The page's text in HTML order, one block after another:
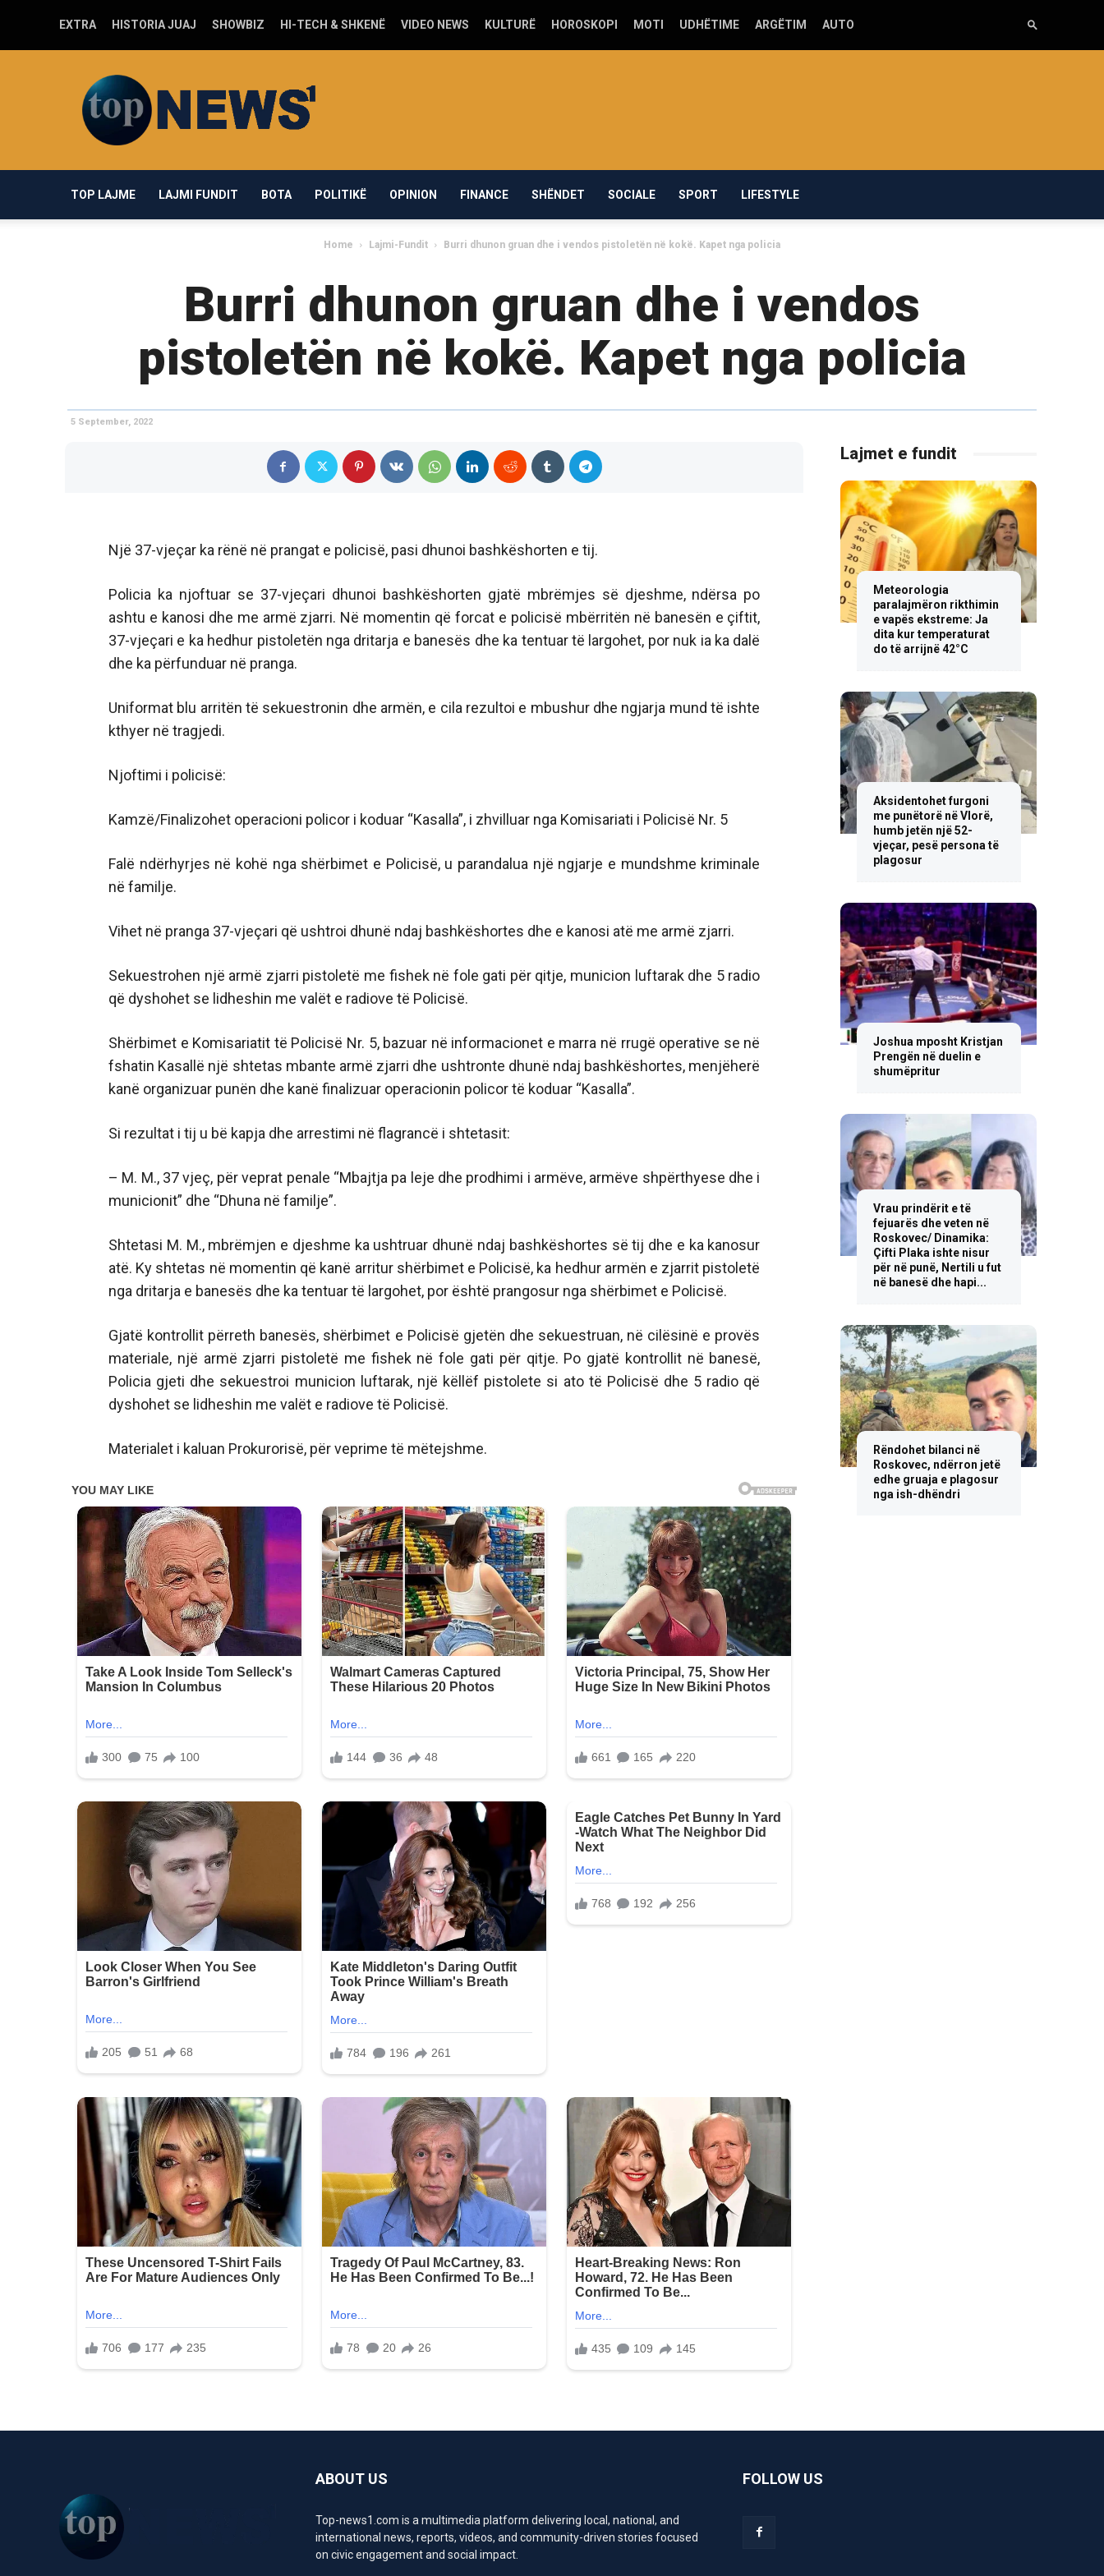
EXTRA HISTORIA JUAJ SHOWBIZ HI-TECH & SHKENË VIDEO NEWS KULTURË HOROSKOPI MOTI UDHËTIME ARGËTIM AUTO
news1.com
TOP LAJME LAJMI FUNDIT BOTA POLITIKË OPINION FINANCE SHËNDET SOCIALE SPORT LIFESTYLE
Home Lajmi-Fundit Burri dhunon gruan dhe i vendos pistoletën në kokë. Kapet nga policia
Burri dhunon gruan dhe i vendos
pistoletën në kokë. Kapet nga policia
5 September, 2022
Një 37-vjeçar ka rënë në prangat e policisë, pasi dhunoi bashkëshorten e tij.
Policia ka njoftuar se 37-vjeçari dhunoi bashkëshorten gjatë mbrëmjes së djeshme, ndërsa po
ashtu e kanosi dhe me armë zjarri. Në momentin që forcat e policisë mbërritën në banesën e çiftit,
37-vjeçari e ka hedhur pistoletën nga dritarja e banesës dhe ka tentuar të largohet, por nuk ia ka dalë
dhe ka përfunduar në pranga.
Uniformat blu arritën të sekuestronin dhe armën, e cila rezultoi e mbushur dhe ngjarja mund të ishte
kthyer në tragjedi.
Njoftimi i policisë:
Kamzë/Finalizohet operacioni policor i koduar “Kasalla”, i zhvilluar nga Komisariati i Policisë Nr. 5
Falë ndërhyrjes në kohë nga shërbimet e Policisë, u parandalua një ngjarje e mundshme kriminale
në familje.
Vihet në pranga 37-vjeçari që ushtroi dhunë ndaj bashkëshortes dhe e kanosi atë me armë zjarri.
Sekuestrohen një armë zjarri pistoletë me fishek në fole gati për qitje, municion luftarak dhe 5 radio
që dyshohet se lidheshin me valët e radiove të Policisë.
Shërbimet e Komisariatit të Policisë Nr. 5, bazuar në informacionet e marra në rrugë operative se në
fshatin Kasallë një shtetas mbante armë zjarri dhe ushtronte dhunë ndaj bashkëshortes, menjëherë
kanë organizuar punën dhe kanë finalizuar operacionin policor të koduar “Kasalla”.
Si rezultat i tij u bë kapja dhe arrestimi në flagrancë i shtetasit:
– M. M., 37 vjeç, për veprat penale “Mbajtja pa leje dhe prodhimi i armëve, armëve shpërthyese dhe i
municionit” dhe “Dhuna në familje”.
Shtetasi M. M., mbrëmjen e djeshme ka ushtruar dhunë ndaj bashkëshortes së tij dhe e ka kanosur
atë. Ky shtetas në momentin që kanë arritur shërbimet e Policisë, ka hedhur armën e zjarrit pistoletë
nga dritarja e banesës dhe ka tentuar të largohet, por është prangosur nga shërbimet e Policisë.
Gjatë kontrollit përreth banesës, shërbimet e Policisë gjetën dhe sekuestruan, në cilësinë e provës
materiale, një armë zjarri pistoletë me fishek në fole gati për qitje. Po gjatë kontrollit në banesë,
Policia gjeti dhe sekuestroi municion luftarak, një këllëf pistolete si ato të Policisë dhe 5 radio që
dyshohet se lidheshin me valët e radiove të Policisë.
Materialet i kaluan Prokurorisë, për veprime të mëtejshme.
Lajmet e fundit
Meteorologia
paralajmëron rikthimin
e vapës ekstreme: Ja
dita kur temperaturat
do të arrijnë 42°C
Aksidentohet furgoni
me punëtorë në Vlorë,
humb jetën një 52-
vjeçar, pesë persona të
plagosur
Joshua mposht Kristjan
Prengën në duelin e
shumëpritur
Vrau prindërit e të
fejuarës dhe veten në
Roskovec/ Dinamika:
Çifti Plaka ishte nisur
për në punë, Nertili u fut
në banesë dhe hapi...
Rëndohet bilanci në
Roskovec, ndërron jetë
edhe gruaja e plagosur
nga ish-dhëndri
ABOUT US
Top-news1.com is a multimedia platform delivering local, national, and
international news, reports, videos, and community-driven stories focused
on civic engagement and social impact.
FOLLOW US